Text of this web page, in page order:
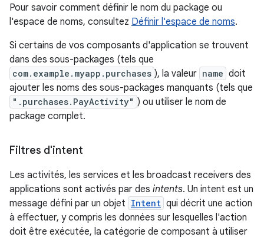
Pour savoir comment définir le nom du package ou
l'espace de noms, consultez Définir l'espace de noms.
Si certains de vos composants d'application se trouvent
dans des sous-packages (tels que
com.example.myapp.purchases ), la valeur name doit
ajouter les noms des sous-packages manquants (tels que
".purchases.PayActivity" ) ou utiliser le nom de
package complet.
Filtres d'intent
Les activités, les services et les broadcast receivers des
applications sont activés par des intents. Un intent est un
message défini par un objet Intent qui décrit une action
à effectuer, y compris les données sur lesquelles l'action
doit être exécutée, la catégorie de composant à utiliser